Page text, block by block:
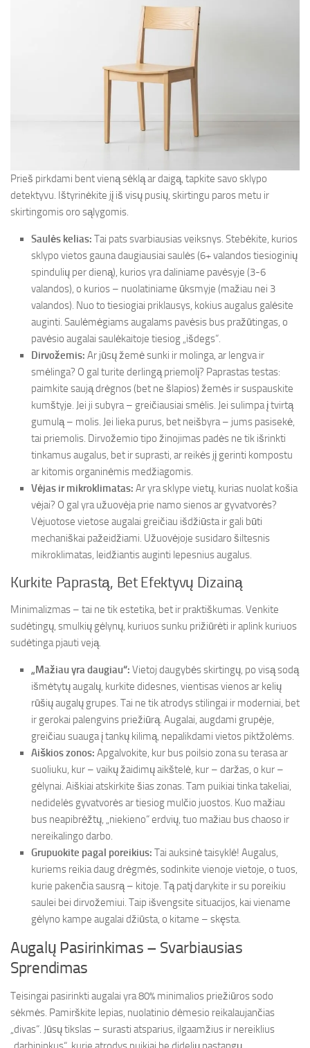
Prieš pirkdami bent vieną sėklą ar daigą, tapkite savo sklypo
detektyvu. Ištyrinėkite jį iš visų pusių, skirtingu paros metu ir
skirtingomis oro sąlygomis.
Saulės kelias: Tai pats svarbiausias veiksnys. Stebėkite, kurios
sklypo vietos gauna daugiausiai saulės (6+ valandos tiesioginių
spindulių per dieną), kurios yra daliniame pavėsyje (3-6
valandos), o kurios – nuolatiniame ūksmyje (mažiau nei 3
valandos). Nuo to tiesiogiai priklausys, kokius augalus galėsite
auginti. Saulėmėgiams augalams pavėsis bus pražūtingas, o
pavėsio augalai saulėkaitoje tiesiog „išdegs“.
Dirvožemis: Ar jūsų žemė sunki ir molinga, ar lengva ir
smėlinga? O gal turite derlingą priemolį? Paprastas testas:
paimkite saują drėgnos (bet ne šlapios) žemės ir suspauskite
kumštyje. Jei ji subyra – greičiausiai smėlis. Jei sulimpa į tvirtą
gumulą – molis. Jei lieka purus, bet neišbyra – jums pasisekė,
tai priemolis. Dirvožemio tipo žinojimas padės ne tik išrinkti
tinkamus augalus, bet ir suprasti, ar reikės jį gerinti kompostu
ar kitomis organinėmis medžiagomis.
Vėjas ir mikroklimatas: Ar yra sklype vietų, kurias nuolat košia
vėjai? O gal yra užuovėja prie namo sienos ar gyvatvorės?
Vėjuotose vietose augalai greičiau išdžiūsta ir gali būti
mechaniškai pažeidžiami. Užuovėjoje susidaro šiltesnis
mikroklimatas, leidžiantis auginti lepesnius augalus.
Kurkite Paprastą, Bet Efektyvų Dizainą
Minimalizmas – tai ne tik estetika, bet ir praktiškumas. Venkite
sudėtingų, smulkių gėlynų, kuriuos sunku prižiūrėti ir aplink kuriuos
sudėtinga pjauti veją.
„Mažiau yra daugiau“: Vietoj daugybės skirtingų, po visą sodą
išmėtytų augalų, kurkite didesnes, vientisas vienos ar kelių
rūšių augalų grupes. Tai ne tik atrodys stilingai ir moderniai, bet
ir gerokai palengvins priežiūrą. Augalai, augdami grupėje,
greičiau suauga į tankų kilimą, nepalikdami vietos piktžolėms.
Aiškios zonos: Apgalvokite, kur bus poilsio zona su terasa ar
suoliuku, kur – vaikų žaidimų aikštelė, kur – daržas, o kur –
gėlynai. Aiškiai atskirkite šias zonas. Tam puikiai tinka takeliai,
nedidelės gyvatvorės ar tiesiog mulčio juostos. Kuo mažiau
bus neapibrėžtų, „niekieno“ erdvių, tuo mažiau bus chaoso ir
nereikalingo darbo.
Grupuokite pagal poreikius: Tai auksinė taisyklė! Augalus,
kuriems reikia daug drėgmės, sodinkite vienoje vietoje, o tuos,
kurie pakenčia sausrą – kitoje. Tą patį darykite ir su poreikiu
saulei bei dirvožemiui. Taip išvengsite situacijos, kai viename
gėlyno kampe augalai džiūsta, o kitame – skęsta.
Augalų Pasirinkimas – Svarbiausias
Sprendimas
Teisingai pasirinkti augalai yra 80% minimalios priežiūros sodo
sėkmės. Pamirškite lepias, nuolatinio dėmesio reikalaujančias
„divas“. Jūsų tikslas – surasti atsparius, ilgaamžius ir nereiklius